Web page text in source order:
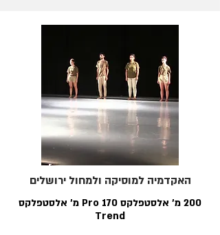
האקדמיה למוסיקה ולמחול ירושלים
200 מ׳ אלסטפלקס Pro 170 מ׳ אלסטפלקס
Trend